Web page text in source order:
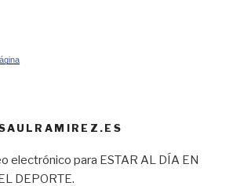
electrónico para ESTAR AL DÍA EN
DEPORTE.